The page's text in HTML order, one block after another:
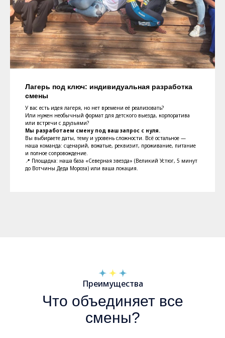
Лагерь под ключ: индивидуальная разработка
смены
У вас есть идея лагеря, но нет времени её реализовать?
Или нужен необычный формат для детского выезда, корпоратива
или встречи с друзьями?
Мы разработаем смену под ваш запрос с нуля.
Вы выбираете даты, тему и уровень сложности. Всё остальное —
наша команда: сценарий, вожатые, реквизит, проживание, питание
и полное сопровождение.
📍 Площадка: наша база «Северная звезда» (Великий Устюг, 5 минут
до Вотчины Деда Мороза) или ваша локация.
Что объединяет все
смены?
Преимущества